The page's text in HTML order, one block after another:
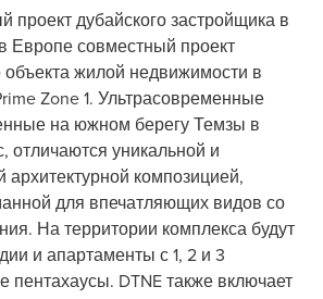
проект дубайского застройщика в
Европе совместный проект
объекта жилой недвижимости в
Zone 1. Ультрасовременные
на южном берегу Темзы в
уникальной и
композицией,
для впечатляющих видов со
На территории комплекса будут
и апартаменты с 1, 2 и 3
пентахаусы. DTNE также включает